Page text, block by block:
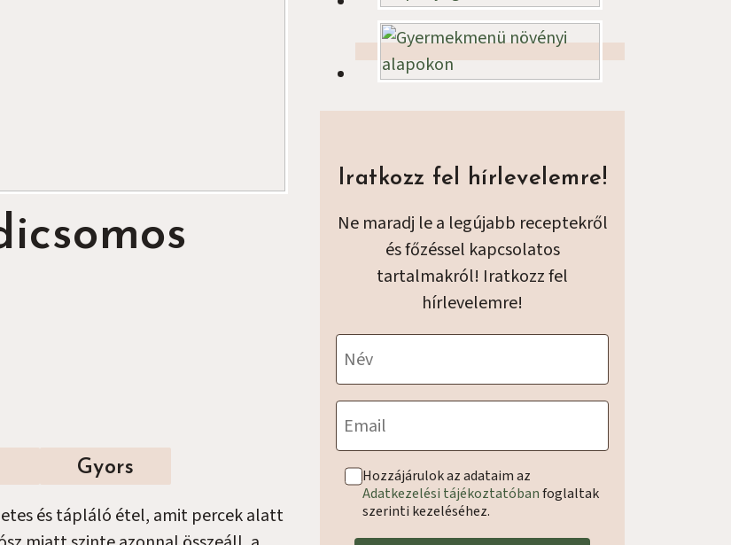
Ajánló
Gyors
és tápláló étel, amit percek alatt
Iratkozz fel hírlevelemre!
Ne maradj le a legújabb receptekről
és főzéssel kapcsolatos
tartalmakról! Iratkozz fel
hírlevelemre!
Név
Hozzájárulok az adataim az
Adatkezelési tájékoztatóbanfoglaltak
szerinti kezeléséhez.